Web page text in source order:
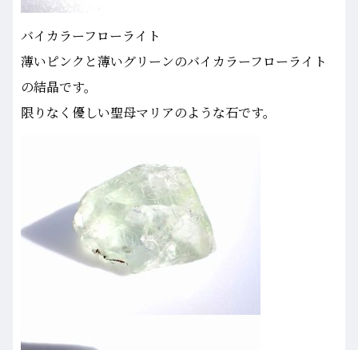
バイカラーフローライト
薄いピンクと薄いグリーンのバイカラーフローライト
の結晶です。
限りなく優しい聖母マリアのような石です。